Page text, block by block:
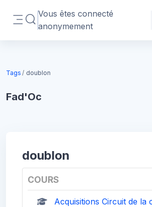
Panneau latéral
Activer/désactiver la saisie de
Vous êtes connecté
anonymement
Tags doublon
Fad'Oc
doublon
COURS
Acquisitions Circuit de la